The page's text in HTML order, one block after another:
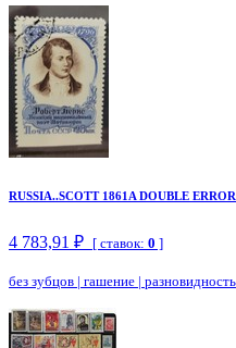
RUSSIA..SCOTT 1861A DOUBLE
4 783,91 ₽ [ ставок: 0 ]
без зубцов | гашение | разновидность